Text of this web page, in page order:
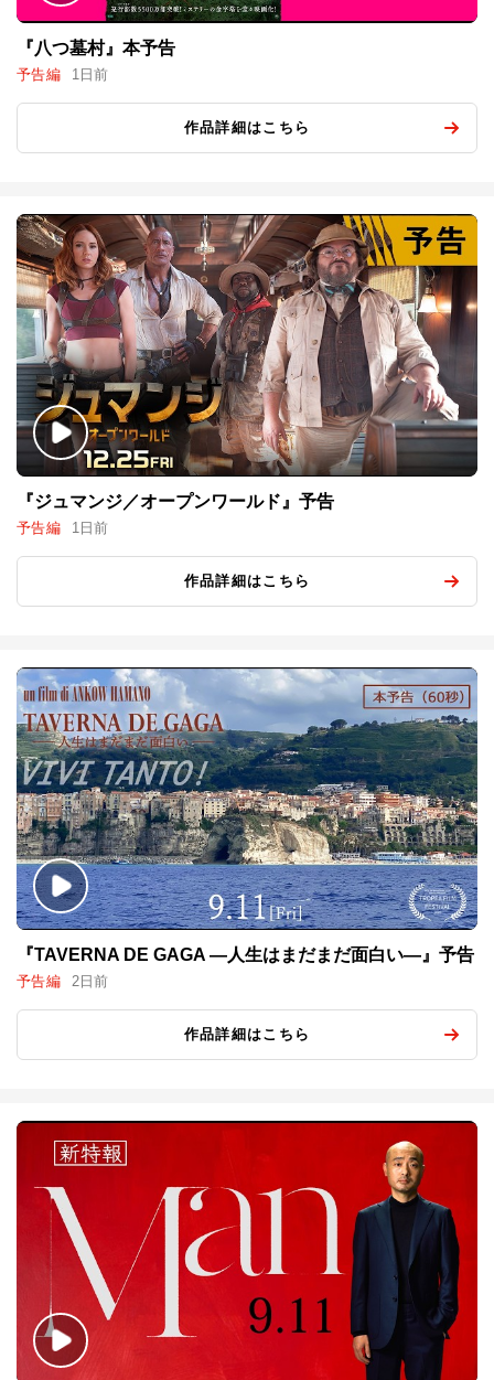
『八つ墓村』本予告
予告編 1日前
作品詳細はこちら
『ジュマンジ／オープンワールド』予告
予告編 1日前
作品詳細はこちら
『TAVERNA DE GAGA ―人生はまだまだ面白い―』予告
予告編 2日前
作品詳細はこちら